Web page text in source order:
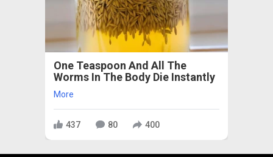
One Teaspoon And All The
Worms In The Body Die Instantly
More
437 80 400